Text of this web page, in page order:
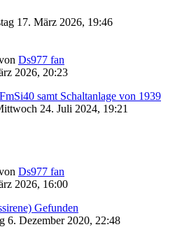
17. März 2026, 19:46
Ds977 fan
2026, 20:23
samt Schaltanlage von 1939
24. Juli 2024, 19:21
Ds977 fan
2026, 16:00
Gefunden
6. Dezember 2020, 22:48